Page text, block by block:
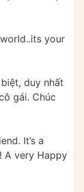
your
duy nhất
gái. Chúc
It’s a
A very Happy